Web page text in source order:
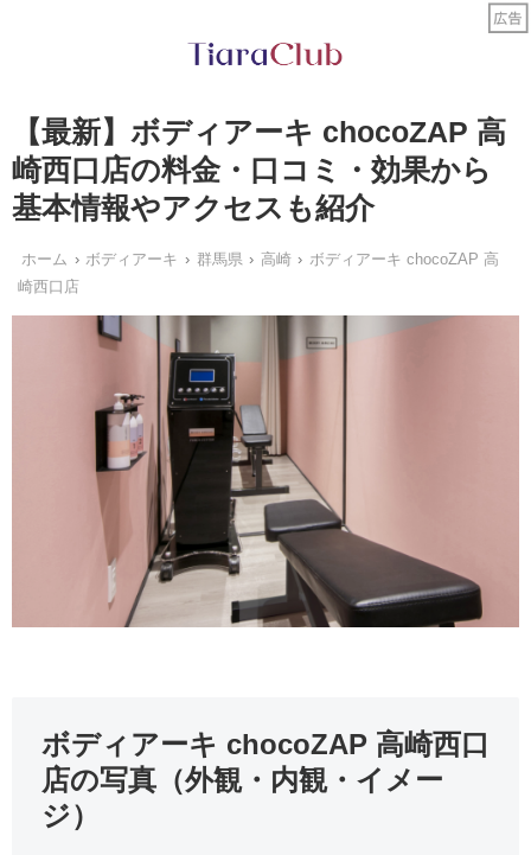
【最新】ボディアーキ chocoZAP 高
崎西口店の料金・口コミ・効果から
基本情報やアクセスも紹介
ホーム ボディアーキ 群馬県 高崎
ボディアーキ chocoZAP 高
崎西口店
ボディアーキ chocoZAP 高崎西口
店の写真（外観・内観・イメー
ジ）